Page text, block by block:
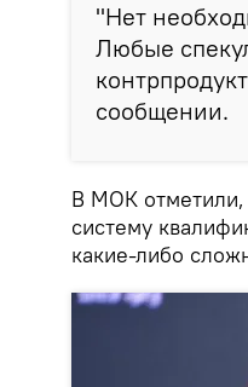
"Нет
Любые
сообщении.
В МОК отметили,
систему
какие-либо